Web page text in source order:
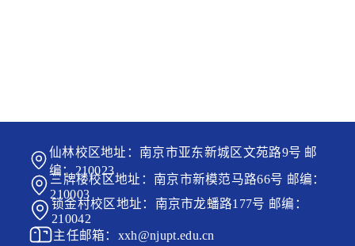
仙林校区地址：南京市亚东新城区文苑路9号 邮
编：210023
三牌楼校区地址：南京市新模范马路66号 邮编：
210003
锁金村校区地址：南京市龙蟠路177号 邮编：
210042
主任邮箱：xxh@njupt.edu.cn